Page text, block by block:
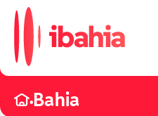
•Bahia